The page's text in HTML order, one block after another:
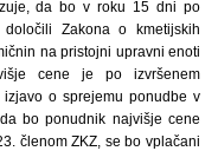
da bo v roku 15 dni po
Zakona o kmetijskih
na pristojni upravni enoti
cene je po izvršenem
o sprejemu ponudbe v
bo ponudnik najvišje cene
členom ZKZ, se bo vplačani